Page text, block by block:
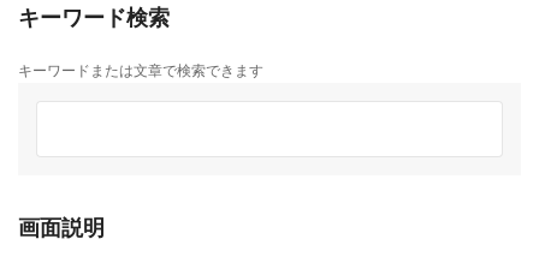
キーワード検索
キーワードまたは文章で検索できます
画面説明